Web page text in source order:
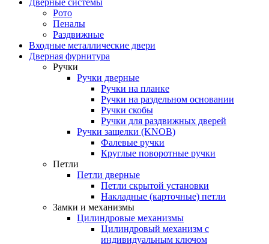
Рото
Пеналы
Раздвижные
Входные металлические двери
Дверная фурнитура
Ручки
Ручки дверные
Ручки на планке
Ручки на раздельном основании
Ручки скобы
Ручки для раздвижных дверей
Ручки защелки (KNOB)
Фалевые ручки
Круглые поворотные ручки
Петли
Петли дверные
Петли скрытой установки
Накладные (карточные) петли
Замки и механизмы
Цилиндровые механизмы
Цилиндровый механизм с
индивидуальным ключом